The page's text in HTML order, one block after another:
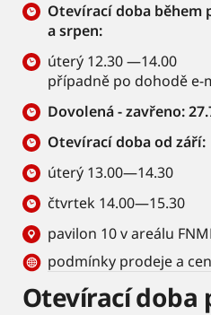
Otevírací doba během
a srpen:
úterý 12.30 —14.00
případně po dohodě e-
Dovolená - zavřeno:
Otevírací doba od září:
úterý 13.00—14.30
čtvrtek 14.00—15.30
pavilon 10 v areálu
podmínky prodeje a
Otevírací doba